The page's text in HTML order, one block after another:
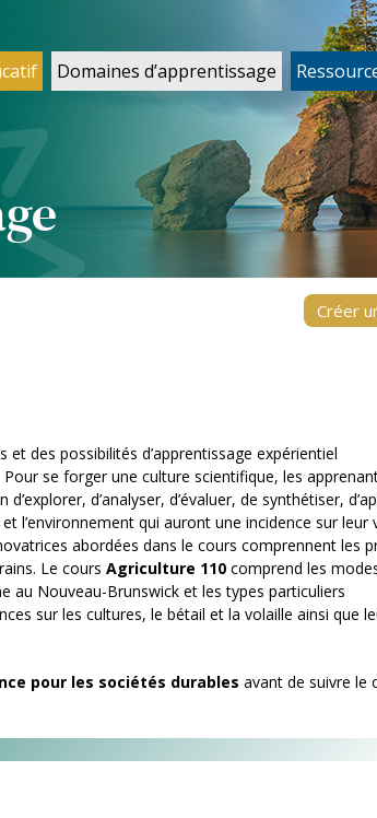
Domaines d’apprentissage
Créer
des possibilités d’apprentissage expérientiel
se forger une culture scientifique, les
d’analyser, d’évaluer, de synthétiser,
l’environnement qui auront une incidence sur leur
abordées dans le cours comprennent les
Le cours Agriculture 110 comprend les
au Nouveau-Brunswick et les types particuliers
sur les cultures, le bétail et la volaille ainsi que
pour les sociétés durables avant de suivre le